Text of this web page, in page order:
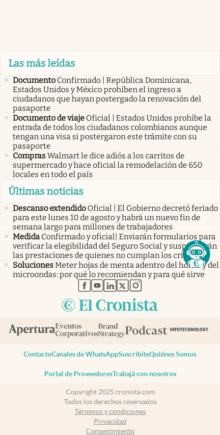
Las más leídas
Documento Confirmado | República Dominicana,
Estados Unidos y México prohíben el ingreso a
ciudadanos que hayan postergado la renovación del
pasaporte
Documento de viaje Oficial | Estados Unidos prohíbe la
entrada de todos los ciudadanos colombianos aunque
tengan una visa si postergaron este trámite con su
pasaporte
ComprasWalmart le dice adiós a los carritos de
supermercado y hace oficial la remodelación de 650
locales en todo el país
Últimas noticias
Descanso extendido Oficial | El Gobierno decretó feriado
para este lunes 10 de agosto y habrá un nuevo fin de
semana largo para millones de trabajadores
Medida Confirmado y oficial| Enviarán formularios para
verificar la elegibilidad del Seguro Social y suspenderán
las prestaciones de quienes no cumplan los criterios
SolucionesMeter hojas de menta adentro del horno y del
microondas: por qué lo recomiendan y para qué sirve
abre en nueva pestaña
abre en nueva pestaña
abre en nueva pestaña
abre en nueva pestaña
abre en nueva pestaña
ContactoCanales de WhatsAppSuscribiteQuiénes Somos
Portal de ProveedoresTrabajá con nosotros
Copyright 2025 cronista.com
Todos los derechos reservados
Términos y condiciones
Privacidad
Consentimiento